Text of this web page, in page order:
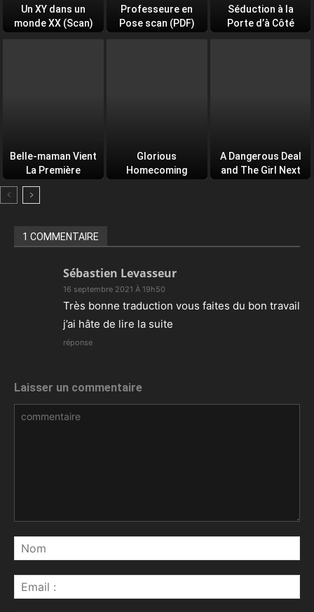
Un XY dans un
monde XX (Scan)
Professeure en
Pose scan (PDF)
Séduction à la
Porte d’à Côté
Belle-maman Vient
La Première
Glorious
Homecoming
A Dangerous Deal
and The Girl Next
1 COMMENTAIRE
Sébastien Levasseur
16 septembre 2021 À 19h50
Très bonne traduction vous faites du bon travail
j’ai hâte de lire la suite
réponse
Laisser un commentaire